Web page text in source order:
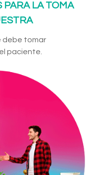
PARA LA TOMA
debe tomar
paciente.